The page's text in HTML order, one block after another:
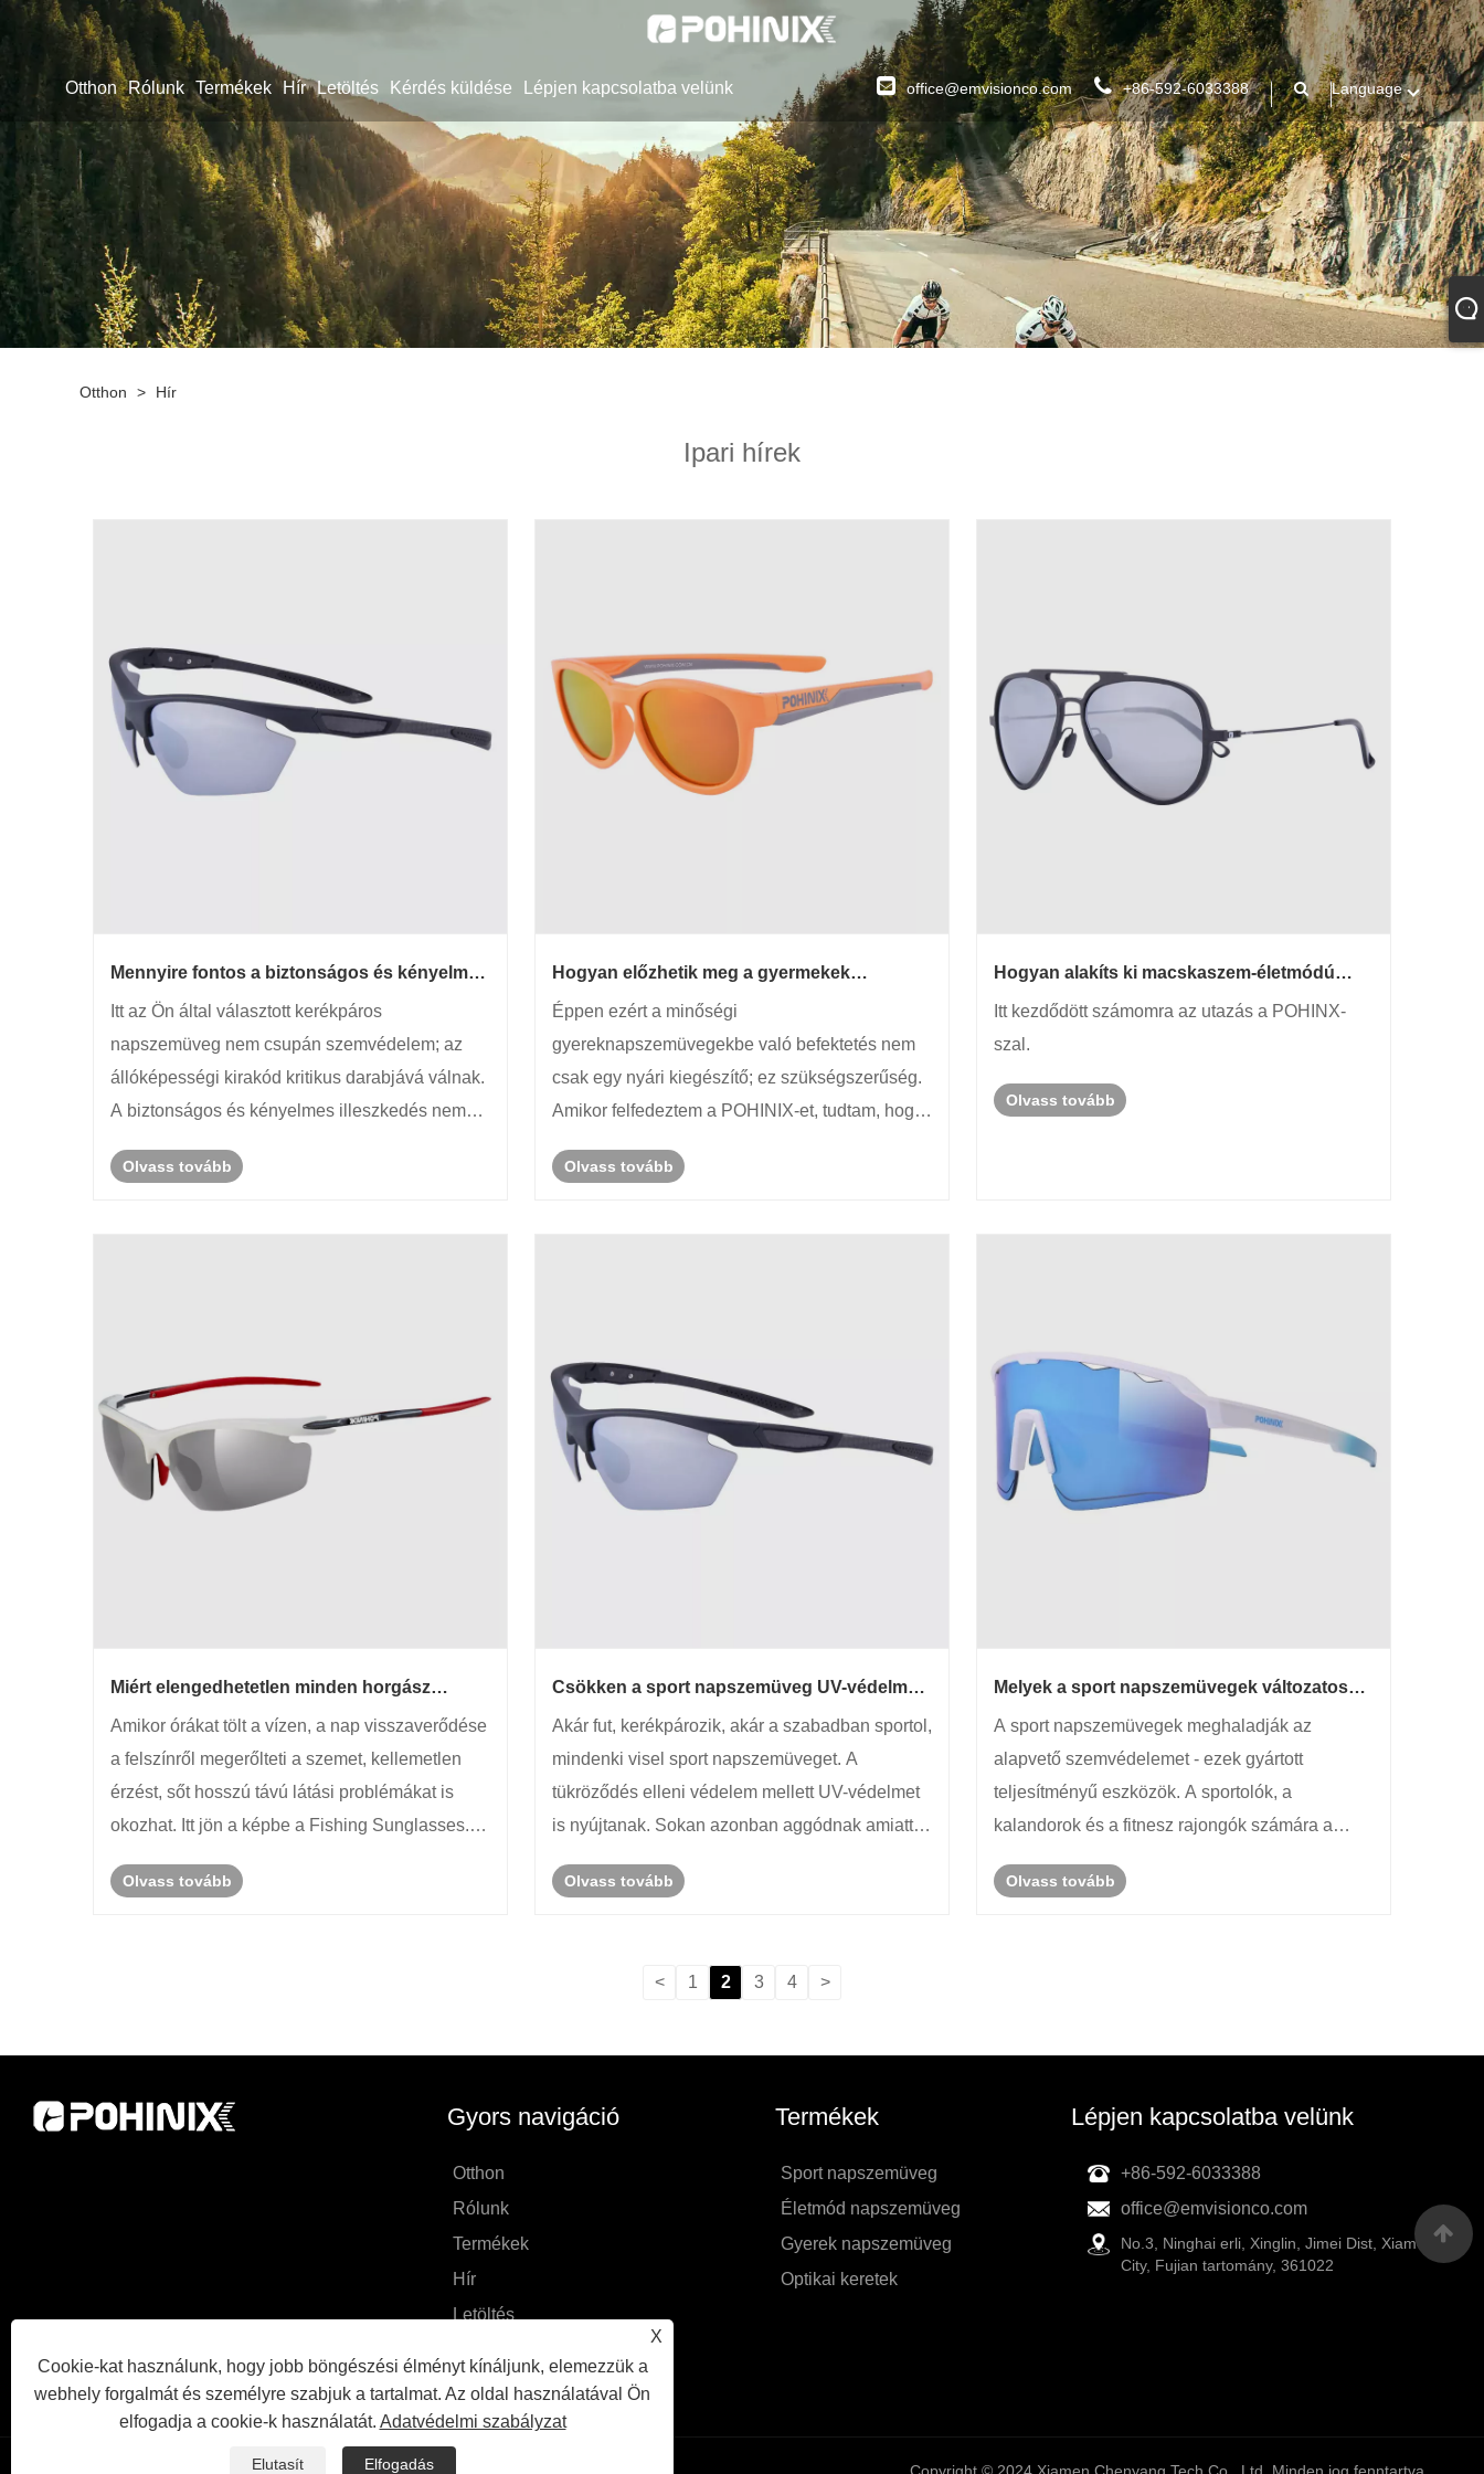
Otthon Rólunk Termékek Hír Letöltés Kérdés küldése Lépjen kapcsolatba velünk office@emvisionco.com +86-592-6033388 Language
Otthon > Hír
Ipari hírek
Mennyire fontos a biztonságos és kényelmes
Itt az Ön által választott kerékpáros
napszemüveg nem csupán szemvédelem; az
állóképességi kirakód kritikus darabjává válnak.
A biztonságos és kényelmes illeszkedés nem
megszünteti a figyelemelterelést, és lehetővé
Olvass tovább
Hogyan előzhetik meg a gyermekek
szemkárosodást?
Éppen ezért a minőségi
gyereknapszemüvegekbe való befektetés nem
csak egy nyári kiegészítő; ez szükségszerűség.
Amikor felfedeztem a POHINIX-et, tudtam, hogy
tudományt, a kényelmet és a stílust – biztosítva,
Olvass tovább
Hogyan alakíts ki macskaszem-életmódú
érdekében
Itt kezdődött számomra az utazás a POHINX-
szal.
Olvass tovább
Miért elengedhetetlen minden horgász
Amikor órákat tölt a vízen, a nap visszaverődése
a felszínről megerőlteti a szemet, kellemetlen
érzést, sőt hosszú távú látási problémákat is
okozhat. Itt jön a képbe a Fishing Sunglasses. A
horgászatra szánt szemüvegeket fejlett polarizált
Olvass tovább
Csökken a sport napszemüveg UV-védelme
hatékonyságukat?
Akár fut, kerékpározik, akár a szabadban sportol,
mindenki visel sport napszemüveget. A
tükröződés elleni védelem mellett UV-védelmet
is nyújtanak. Sokan azonban aggódnak amiatt,
Hogyan állapíthatják meg, hogy az UV-
Olvass tovább
Melyek a sport napszemüvegek változatos
A sport napszemüvegek meghaladják az
alapvető szemvédelemet - ezek gyártott
teljesítményű eszközök. A sportolók, a
kalandorok és a fitnesz rajongók számára a
kitartást és a tisztaságot a dinamikus
Olvass tovább
< 1 2 3 4 >
X
Cookie-kat használunk, hogy jobb böngészési élményt kínáljunk, elemezzük a
webhely forgalmát és személyre szabjuk a tartalmat. Az oldal használatával Ön
elfogadja a cookie-k használatát. Adatvédelmi szabályzat
Elutasít Elfogadás
Gyors navigáció
Otthon
Rólunk
Termékek
Hír
Letöltés
Lépjen kapcsolatba velünk
Termékek
Sport napszemüveg
Életmód napszemüveg
Gyerek napszemüveg
Optikai keretek
Lépjen kapcsolatba velünk
+86-592-6033388
office@emvisionco.com
No.3, Ninghai erli, Xinglin, Jimei Dist, Xiamen
City, Fujian tartomány, 361022